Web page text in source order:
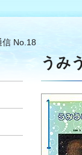
信 No.18
うみ